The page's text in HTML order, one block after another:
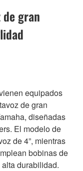
gran
equipados
de gran
diseñadas
El modelo de
de 4”, mientras
bobinas de
durabilidad.